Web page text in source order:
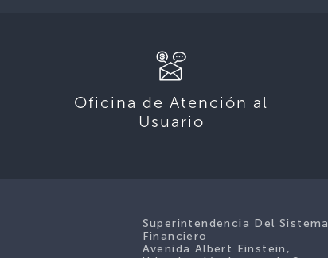
Oficina de Atención al
Usuario
Superintendencia Del Sistema
Financiero
Avenida Albert Einstein,